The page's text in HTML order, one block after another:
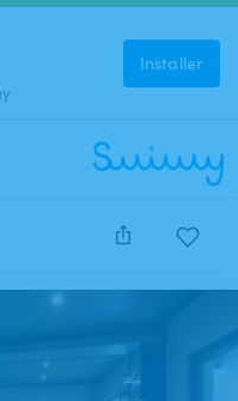
Installer
ne peut être réservée.